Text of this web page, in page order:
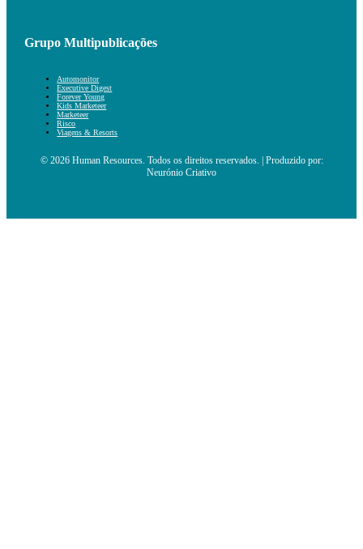
Grupo Multipublicações
Automonitor
Executive Digest
Forever Young
Kids Marketeer
Marketeer
Risco
Viagens & Resorts
© 2026 Human Resources. Todos os direitos reservados. | Produzido por:
Neurónio Criativo